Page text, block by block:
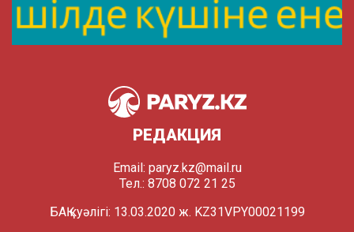
РЕДАКЦИЯ
Email: paryz.kz@mail.ru
Тел.: 8708 072 21 25
БАҚ куәлігі: 13.03.2020 ж. KZ31VPY00021199